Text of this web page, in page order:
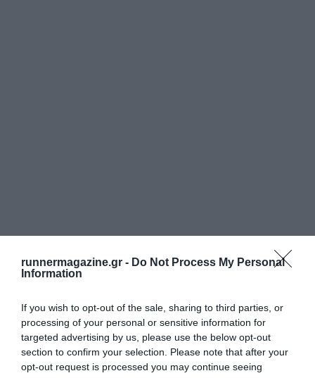
runnermagazine.gr - Do Not Process My Personal
Information
If you wish to opt-out of the sale, sharing to third parties, or
processing of your personal or sensitive information for
targeted advertising by us, please use the below opt-out
section to confirm your selection. Please note that after your
opt-out request is processed you may continue seeing